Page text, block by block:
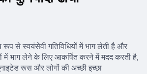
रूप से स्वयंसेवी गतिविधियों में भाग लेती है और
में भाग लेने के लिए आकर्षित करने में मदद करती है,
रूस और लोगों की अच्छी इच्छा